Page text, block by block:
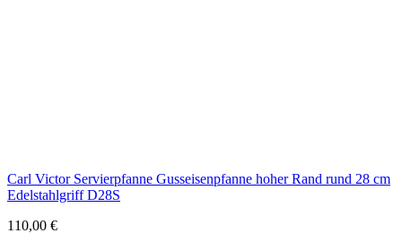
Carl Victor Servierpfanne Gusseisenpfanne hoher Rand rund 28 cm
Edelstahlgriff D28S
110,00 €